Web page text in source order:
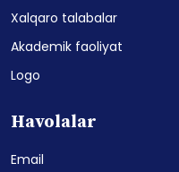
Xalqaro talabalar
Akademik faoliyat
Logo
Havolalar
Email